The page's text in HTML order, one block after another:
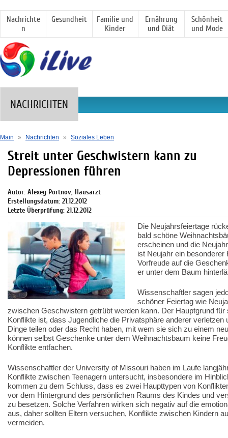
Nachrichte
n
Gesundheit
Familie und
Kinder
Ernährung
und Diät
Schönheit
und Mode
NACHRICHTEN
Main » Nachrichten » Soziales Leben
Streit unter Geschwistern kann zu
Depressionen führen
Autor: Alexey Portnov, Hausarzt
Erstellungsdatum: 21.12.2012
Letzte Überprüfung: 21.12.2012
Die Neujahrsfeiertage
bald schöne
erscheinen und die
ist Neujahr ein besonderer
Vorfreude auf die
er unter dem Baum
Wissenschaftler sagen
schöner Feiertag wie
zwischen Geschwistern getrübt werden kann. Der Hauptgrund für
Konflikte ist, dass Jugendliche die Privatsphäre anderer verletzen
Dinge teilen oder das Recht haben, mit wem sie sich zu einem
können selbst Geschenke unter dem Weihnachtsbaum keine
Konflikte entfachen.
Wissenschaftler der University of Missouri haben im Laufe
Konflikte zwischen Teenagern untersucht, insbesondere im
kommen zu dem Schluss, dass es zwei Haupttypen von
vor dem Hintergrund des persönlichen Raums des Kindes und
zu besetzen. Solche Verfahren wirken sich negativ auf die
aus, daher sollten Eltern versuchen, Konflikte zwischen Kindern
vermeiden.